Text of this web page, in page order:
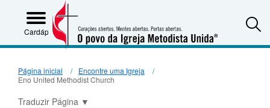
Cardápio
Página inicial
Encontre uma Igreja
Eno United Methodist Church
Traduzir Página ▼